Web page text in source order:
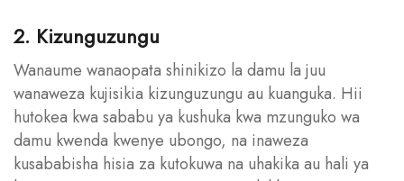
2. Kizunguzungu
Wanaume wanaopata shinikizo la damu la juu
wanaweza kujisikia kizunguzungu au kuanguka. Hii
hutokea kwa sababu ya kushuka kwa mzunguko wa
damu kwenda kwenye ubongo, na inaweza
kusababisha hisia za kutokuwa na uhakika au hali ya